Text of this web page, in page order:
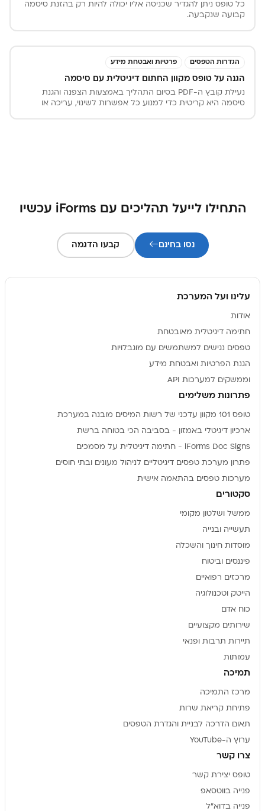
כל טופס ניתן להגדיר שכניסה אליו יכולה להיות רק בהזנת סיסמה
קבועה שנקבעה.
הגדרות הטפסים פרטיות ואבטחת מידע
הגנה על טופס מקוון החתום דיגיטלית עם סיסמה
נעילת קובץ ה-PDF בסיום התהליך באמצעות הצפנה והגנת
סיסמה היא קריטית כדי למנוע כל אפשרות לשינוי, עריכה או
התחילו לייעל תהליכים עם iForms עכשיו
נסו בחינם קבעו הדגמה
עלינו ועל המערכת
אודות
חתימה דיגיטלית מאובטחת
טפסים נגישים למשתמשים עם מוגבלויות
הגנת הפרטיות ואבטחת מידע
וממשקים למערכות API
פתרונות משלימים
טופס 101 מקוון עדכני של רשות המיסים מובנה במערכת
ארכיון דיגיטלי באמזון - בסביבה הכי בטוחה ברשת
iForms Doc Signs - חתימה דיגיטלית על מסמכים
פתרון מערכת טפסים דיגיטליים לניהול מעונים ובתי חוסים
מערכות טפסים בהתאמה אישית
סקטורים
ממשל ושלטון מקומי
תעשייה ובנייה
מוסדות חינוך והשכלה
פיננסים וביטוח
מרכזים רפואיים
הייטק וטכנולוגיה
כוח אדם
שירותים מקצועיים
תיירות תרבות ופנאי
עמותות
תמיכה
מרכז התמיכה
פתיחת קריאת שרות
תאום הדרכה לבניית והגדרת הטפסים
ערוץ ה-YouTube
צרו קשר
טופס יצירת קשר
פנייה בווטסאפ
פנייה בדוא"ל